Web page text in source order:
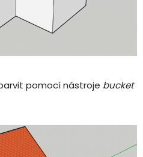
pomocí nástroje bucket